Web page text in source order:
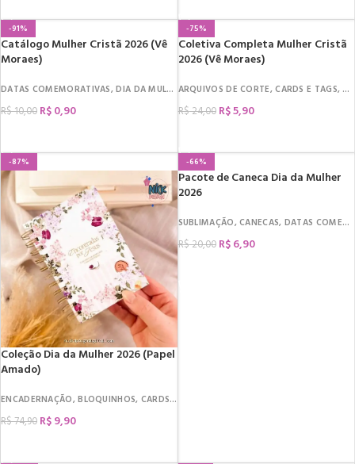
-91%
Catálogo Mulher Cristã 2026 (Vê
Moraes)
DATAS COMEMORATIVAS,DIA DA MULHER ,CATÁLOGOS
R$10,00 R$0,90
-75%
Coletiva Completa Mulher Cristã
2026 (Vê Moraes)
ARQUIVOS DE CORTE,CARDS E TAGS,
R$24,00 R$5,90
-87%
Coleção Dia da Mulher 2026 (Papel
Amado)
ENCADERNAÇÃO,BLOQUINHOS, CARDS E TAGS
R$74,90 R$9,90
-66%
Pacote de Caneca Dia da Mulher
2026
SUBLIMAÇÃO,CANECAS, DATAS COMEMORATIVAS
R$20,00 R$6,90